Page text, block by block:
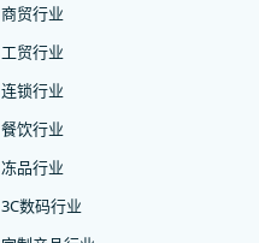
商贸行业
工贸行业
连锁行业
餐饮行业
冻品行业
3C数码行业